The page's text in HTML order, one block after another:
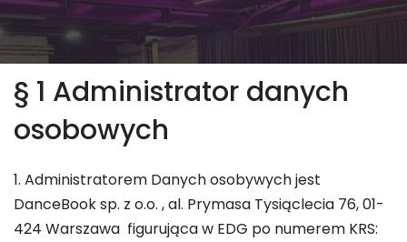
§ 1 Administrator danych
osobowych
1. Administratorem Danych osobywych jest
DanceBook sp. z o.o. , al. Prymasa Tysiąclecia 76, 01-
424 Warszawa figurująca w EDG po numerem KRS: